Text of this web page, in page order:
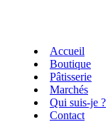
Accueil
Boutique
Pâtisserie
Marchés
Qui suis-je ?
Contact